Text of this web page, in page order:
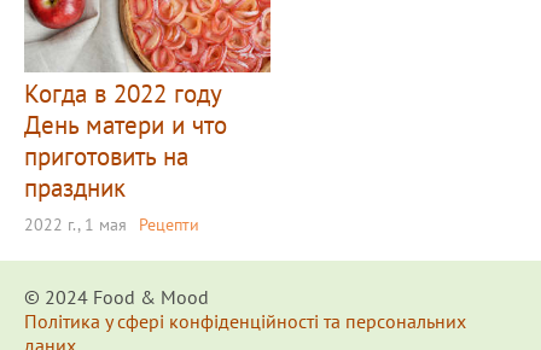
Когда в 2022 году
День матери и что
приготовить на
праздник
2022 г., 1 мая Рецепти
© 2024 Food & Мood
Політика у сфері конфіденційності та персональних